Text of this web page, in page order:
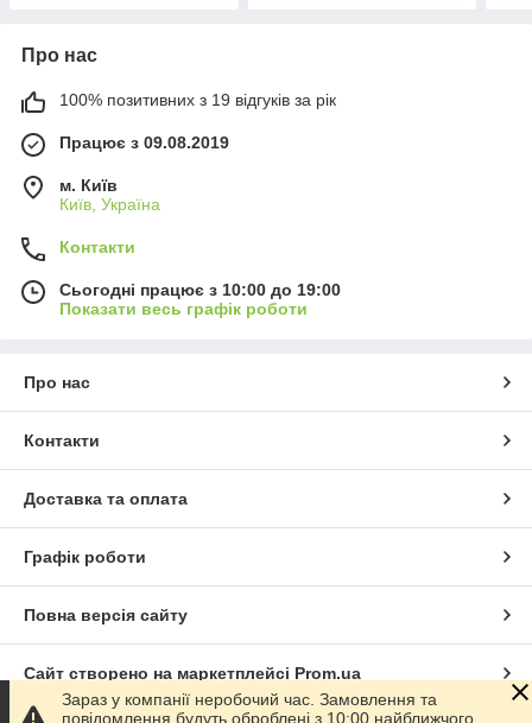
Про нас
100% позитивних з 19 відгуків за рік
Працює з 09.08.2019
м. Київ
Київ, Україна
Контакти
Сьогодні працює з 10:00 до 19:00
Показати весь графік роботи
Про нас
Контакти
Доставка та оплата
Графік роботи
Повна версія сайту
Сайт створено на маркетплейсі Prom.ua
Зараз у компанії неробочий час. Замовлення та
повідомлення будуть оброблені з 10:00 найближчого